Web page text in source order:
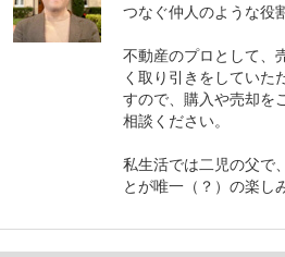
つなぐ仲人のような役
不動産のプロとして、
く取り引きをしていた
すので、購入や売却を
相談ください。
私生活では二児の父で
とが唯一（？）の楽し